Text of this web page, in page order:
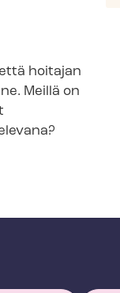
hoitajan
Meillä on